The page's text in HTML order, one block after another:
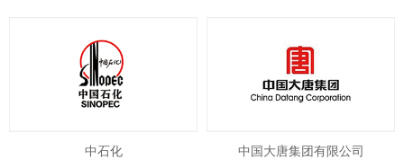
中石化 中国大唐集团有限公司